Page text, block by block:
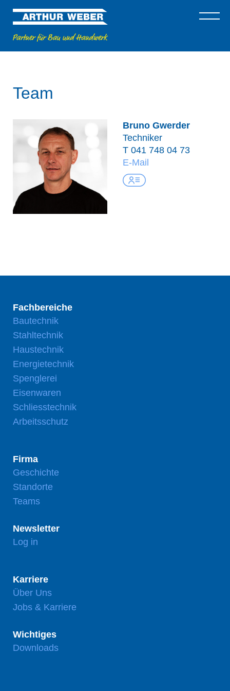
Team
Bruno Gwerder
Techniker
T 041 748 04 73
E-Mail
Fachbereiche
Bautechnik
Stahltechnik
Haustechnik
Energietechnik
Spenglerei
Eisenwaren
Schliesstechnik
Arbeitsschutz
Firma
Geschichte
Standorte
Teams
Newsletter
Log in
Karriere
Über Uns
Jobs & Karriere
Wichtiges
Downloads